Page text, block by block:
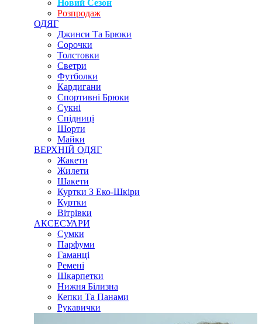
Новий Сезон
Розпродаж
ОДЯГ
Джинси Та Брюки
Сорочки
Толстовки
Светри
Футболки
Кардигани
Спортивні Брюки
Сукні
Спідниці
Шорти
Майки
ВЕРХНІЙ ОДЯГ
Жакети
Жилети
Шакети
Куртки З Еко-Шкіри
Куртки
Вітрівки
АКСЕСУАРИ
Сумки
Парфуми
Гаманці
Ремені
Шкарпетки
Нижня Білизна
Кепки Та Панами
Рукавички